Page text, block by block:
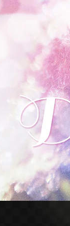
La plataforma
trabajo. Más
entre
Español